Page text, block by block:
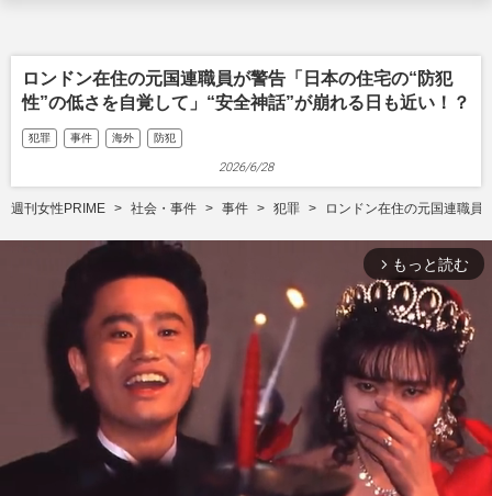
ロンドン在住の元国連職員が警告「日本の住宅の“防犯
性”の低さを自覚して」“安全神話”が崩れる日も近い！？
犯罪 事件 海外 防犯
2026/6/28
週刊女性PRIME 社会・事件 事件 犯罪 ロンドン在住の元国連職員
arrow_forward_ios もっと読む